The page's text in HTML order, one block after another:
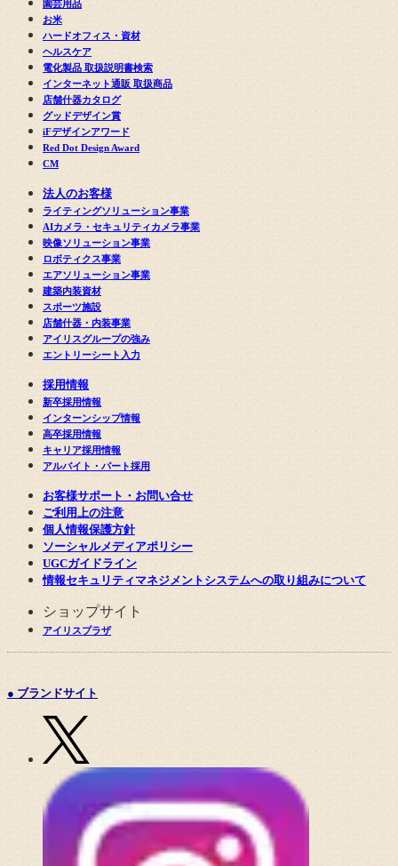
園芸用品
お米
ハードオフィス・資材
ヘルスケア
電化製品 取扱説明書検索
インターネット通販 取扱商品
店舗什器カタログ
グッドデザイン賞
iFデザインアワード
Red Dot Design Award
CM
法人のお客様
ライティングソリューション事業
AIカメラ・セキュリティカメラ事業
映像ソリューション事業
ロボティクス事業
エアソリューション事業
建築内装資材
スポーツ施設
店舗什器・内装事業
アイリスグループの強み
エントリーシート入力
採用情報
新卒採用情報
インターンシップ情報
高卒採用情報
キャリア採用情報
アルバイト・パート採用
お客様サポート・お問い合せ
ご利用上の注意
個人情報保護方針
ソーシャルメディアポリシー
UGCガイドライン
情報セキュリティマネジメントシステムへの取り組みについて
ショップサイト
アイリスプラザ
● ブランドサイト